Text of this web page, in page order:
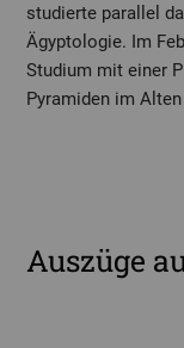
studierte parallel
Ägyptologie. Im
Studium mit einer
Pyramiden im
Auszüge